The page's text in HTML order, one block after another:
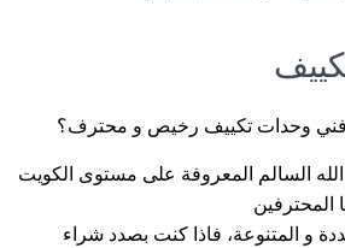
فني وحدات تكييف رخيص و محترف؟
السالم المعروفة على مستوى الكويت
المحترفين
و المتنوعة، فاذا كنت بصدد شراء